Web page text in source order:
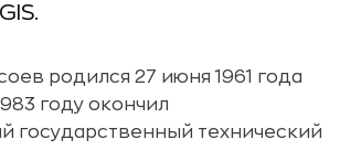
родился 27 июня 1961 года
году окончил
государственный технический